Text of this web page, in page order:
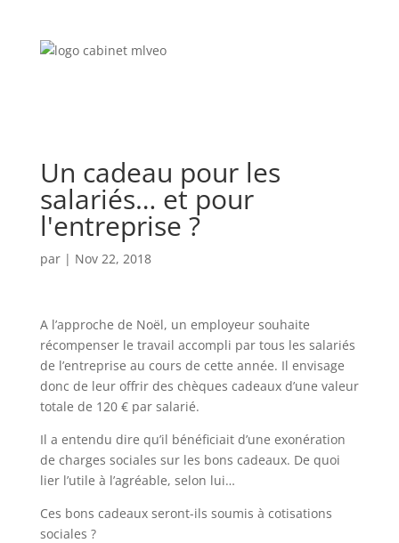
Un cadeau pour les
salariés… et pour
l'entreprise ?
par | Nov 22, 2018
A l’approche de Noël, un employeur souhaite
récompenser le travail accompli par tous les salariés
de l’entreprise au cours de cette année. Il envisage
donc de leur offrir des chèques cadeaux d’une valeur
totale de 120 € par salarié.
Il a entendu dire qu’il bénéficiait d’une exonération
de charges sociales sur les bons cadeaux. De quoi
lier l’utile à l’agréable, selon lui…
Ces bons cadeaux seront-ils soumis à cotisations
sociales ?